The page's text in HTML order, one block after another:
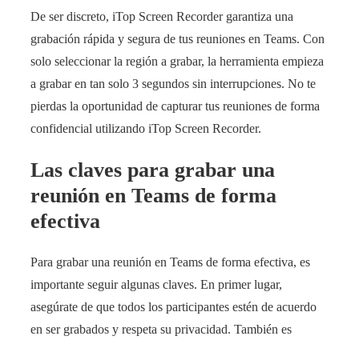
De ser discreto, iTop Screen Recorder garantiza una
grabación rápida y segura de tus reuniones en Teams. Con
solo seleccionar la región a grabar, la herramienta empieza
a grabar en tan solo 3 segundos sin interrupciones. No te
pierdas la oportunidad de capturar tus reuniones de forma
confidencial utilizando iTop Screen Recorder.
Las claves para grabar una
reunión en Teams de forma
efectiva
Para grabar una reunión en Teams de forma efectiva, es
importante seguir algunas claves. En primer lugar,
asegúrate de que todos los participantes estén de acuerdo
en ser grabados y respeta su privacidad. También es